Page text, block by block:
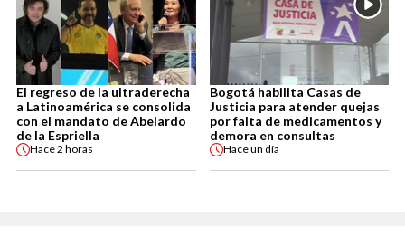
El regreso de la ultraderecha
a Latinoamérica se consolida
con el mandato de Abelardo
de la Espriella
Hace2 horas
Bogotá habilita Casas de
Justicia para atender quejas
por falta de medicamentos y
demora en consultas
Haceun día